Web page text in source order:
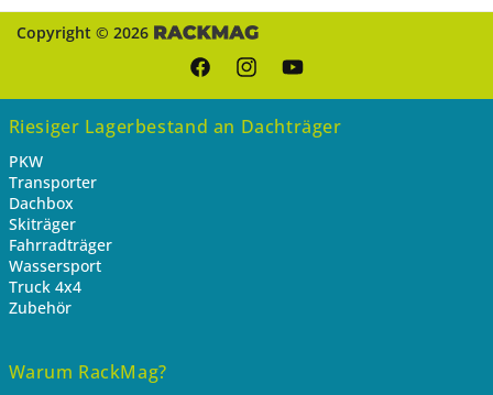
Copyright © 2026
FacebookInstagramYouTube
Riesiger Lagerbestand an Dachträger
PKW
Transporter
Dachbox
Skiträger
Fahrradträger
Wassersport
Truck 4x4
Zubehör
Warum RackMag?